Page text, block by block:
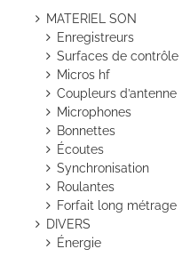
MATERIEL SON
Enregistreurs
Surfaces de contrôle
Micros hf
Coupleurs d’antenne
Microphones
Bonnettes
Écoutes
Synchronisation
Roulantes
Forfait long métrage
DIVERS
Énergie